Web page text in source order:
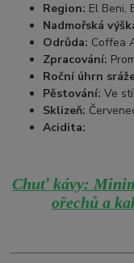
Region: El Beni,
Nadmořská
Odrůda: Coffea
Zpracování:
Roční úhrn
Pěstování: Ve
Sklizeň:
Acidita:
Chuť kávy:
ořechů a